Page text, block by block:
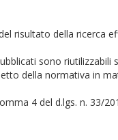
risultato della ricerca
sono
della normativa in
4 del d.lgs. n. 33/